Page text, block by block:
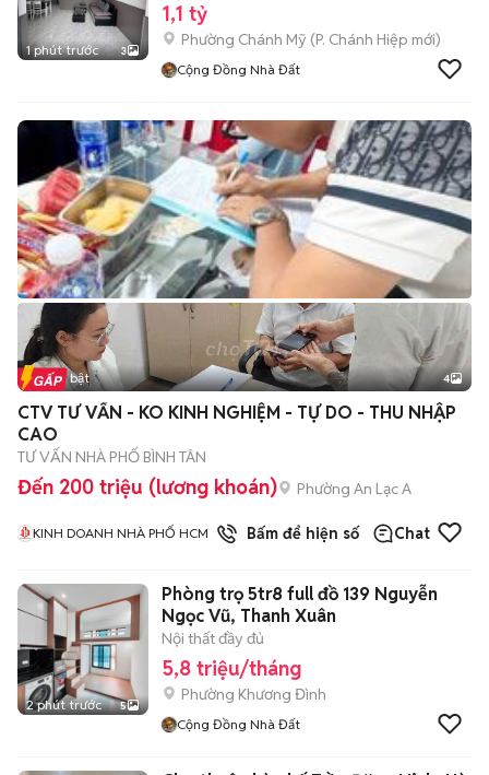
1 phút trước 3
1,1 tỷ
Phường Chánh Mỹ (P. Chánh Hiệp mới)
Cộng Đồng Nhà Đất
Tin nổi bật 4
CTV TƯ VẤN - KO KINH NGHIỆM - TỰ DO - THU NHẬP
CAO
TƯ VẤN NHÀ PHỐ BÌNH TÂN
Đến 200 triệu (lương khoán) Phường An Lạc A
KINH DOANH NHÀ PHỐ HCM 1đã bánBấm để hiện số Chat
2 phút trước 5
Phòng trọ 5tr8 full đồ 139 Nguyễn
Ngọc Vũ, Thanh Xuân
Nội thất đầy đủ
5,8 triệu/tháng
Phường Khương Đình
Cộng Đồng Nhà Đất